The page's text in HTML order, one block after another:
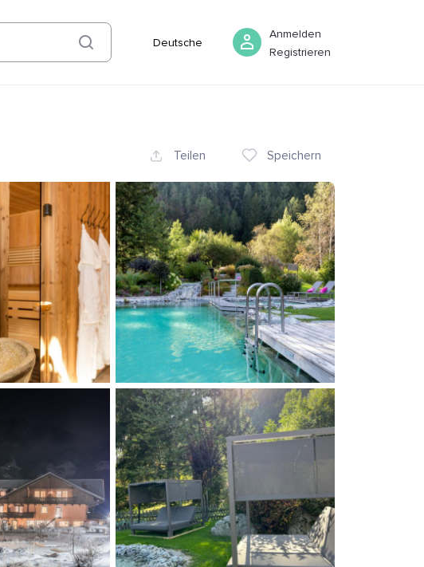
Deutsche
Anmelden
Registrieren
08 August Buchen
Teilen Speichern